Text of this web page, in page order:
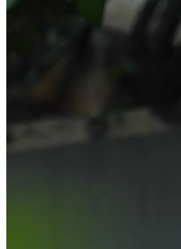
Gráficos en Movimiento